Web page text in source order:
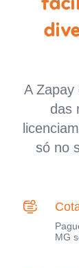
A Zapay
das
só no
MG